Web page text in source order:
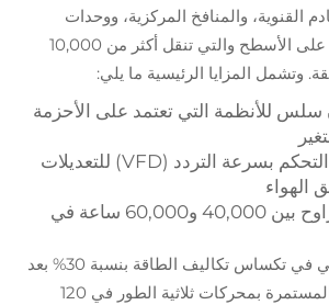
القنوية، والمنافخ المركزية، ووحدات
تكييف الهواء المثبتة على الأسطح والتي تنقل أكثر من 10,000
وتشمل المزايا الرئيسية ما يلي:
للأنظمة التي تعتمد على الأحزمة
التوافق مع أجهزة التحكم بسرعة التردد (VFD) للتعديلات
الهواء
أعمار افتراضية تتراوح بين 40,000 و60,000 ساعة في
خفض مصنع بلاستيكي في تكساس تكاليف الطاقة بنسبة 30% بعد
استبدال المحركات المستمرة بمحركات ثلاثية الطور في 120